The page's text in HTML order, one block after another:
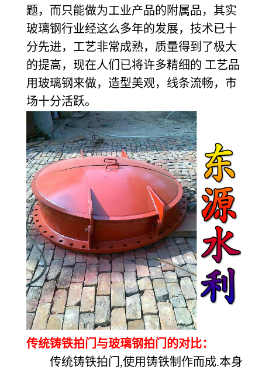
题，而只能做为工业产品的附属品，其实
玻璃钢行业经这么多年的发展，技术已十
分先进，工艺非常成熟，质量得到了极大
的提高，现在人们已将许多精细的 工艺品
用玻璃钢来做，造型美观，线条流畅，市
场十分活跃。
传统铸铁拍门与玻璃钢拍门的对比：
传统铸铁拍门,使用铸铁制作而成.本身